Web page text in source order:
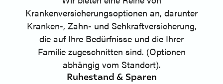
Krankenversicherungsoptionen an, darunter
Kranken-, Zahn- und Sehkraftversicherung,
die auf Ihre Bedürfnisse und die Ihrer
Familie zugeschnitten sind. (Optionen
abhängig vom Standort).
Ruhestand & Sparen